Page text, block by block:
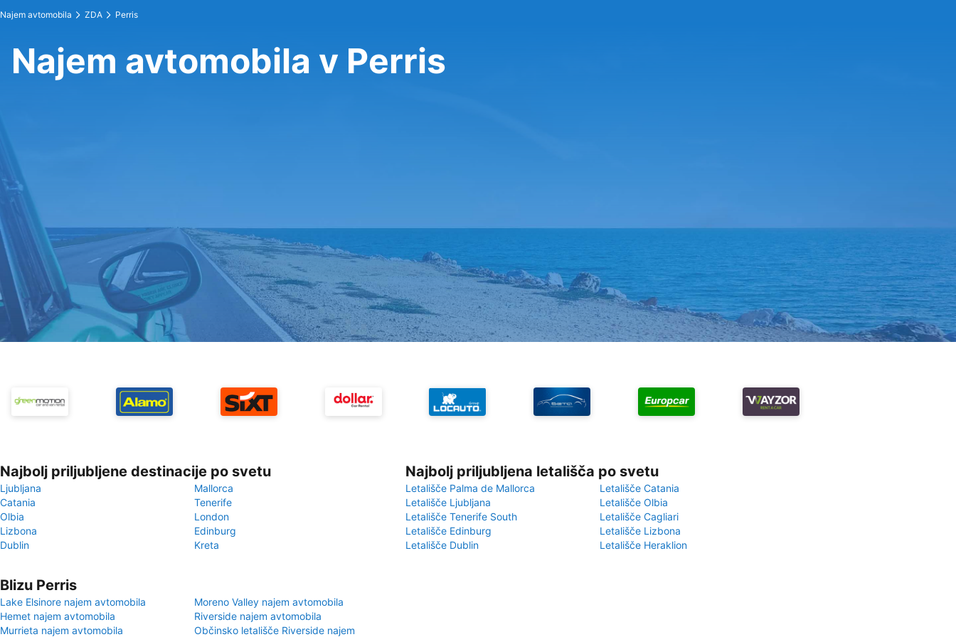
Najem avtomobila ZDA Perris
Najem avtomobila v Perris
Najbolj priljubljene destinacije po svetu
Ljubljana
Mallorca
Catania
Tenerife
Olbia
London
Lizbona
Edinburg
Dublin
Kreta
Najbolj priljubljena letališča po svetu
Letališče Palma de Mallorca
Letališče Catania
Letališče Ljubljana
Letališče Olbia
Letališče Tenerife South
Letališče Cagliari
Letališče Edinburg
Letališče Lizbona
Letališče Dublin
Letališče Heraklion
Blizu Perris
Lake Elsinore najem avtomobila
Moreno Valley najem avtomobila
Hemet najem avtomobila
Riverside najem avtomobila
Murrieta najem avtomobila
Občinsko letališče Riverside najem